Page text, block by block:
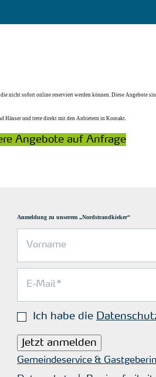
nicht sofort online reserviert werden können. Diese
Häuser und trete direkt mit den Anbietern in Kontakt.
Angebote auf Anfrage
Anmeldung zu unserem „Nordstrandkieker“
Ich habe die
Jetzt anmelden
Gemeindeservice &